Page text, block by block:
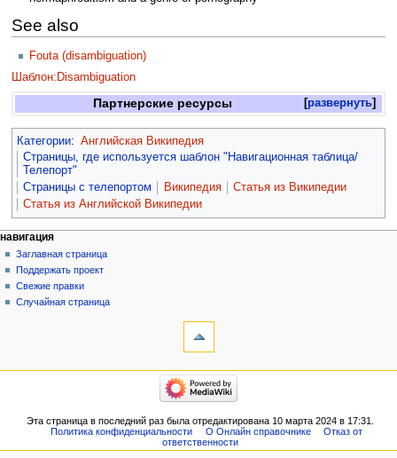
See also
Fouta (disambiguation)
Шаблон:Disambiguation
развернуть
Партнерские ресурсы
Категории: Английская Википедия
Страницы, где используется шаблон "Навигационная таблица/
Телепорт"
Страницы с телепортом
Википедия
Статья из Википедии
Статья из Английской Википедии
навигация
Заглавная страница
Поддержать проект
Свежие правки
Случайная страница
Эта страница в последний раз была отредактирована 10 марта 2024 в 17:31.
Политика конфиденциальности
О Онлайн справочнике
Отказ от
ответственности